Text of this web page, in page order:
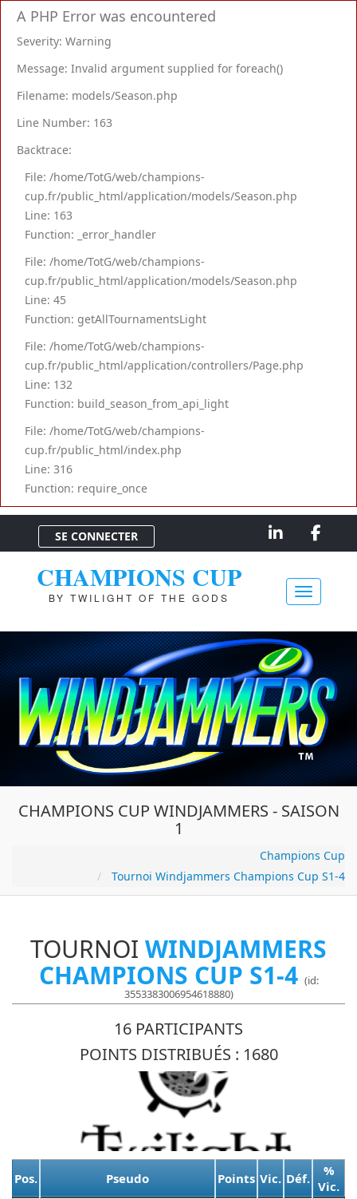
A PHP Error was encountered
Severity: Warning
Message: Invalid argument supplied for foreach()
Filename: models/Season.php
Line Number: 163
Backtrace:
File: /home/TotG/web/champions-
cup.fr/public_html/application/models/Season.php
Line: 163
Function: _error_handler
File: /home/TotG/web/champions-
cup.fr/public_html/application/models/Season.php
Line: 45
Function: getAllTournamentsLight
File: /home/TotG/web/champions-
cup.fr/public_html/application/controllers/Page.php
Line: 132
Function: build_season_from_api_light
File: /home/TotG/web/champions-
cup.fr/public_html/index.php
Line: 316
Function: require_once
SE CONNECTER
CHAMPIONS CUP
BY TWILIGHT OF THE GODS
CHAMPIONS CUP WINDJAMMERS - SAISON
1
Champions Cup
Tournoi Windjammers Champions Cup S1-4
TOURNOI WINDJAMMERS
CHAMPIONS CUP S1-4 (id:
3553383006954618880)
16 PARTICIPANTS
POINTS DISTRIBUÉS : 1680
Pos. Pseudo Points Vic. Déf.
%
Vic.